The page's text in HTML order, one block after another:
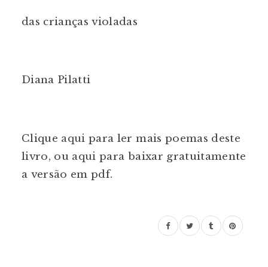
das crianças violadas
Diana Pilatti
Clique aqui para ler mais poemas deste
livro, ou aqui para baixar gratuitamente
a versão em pdf.